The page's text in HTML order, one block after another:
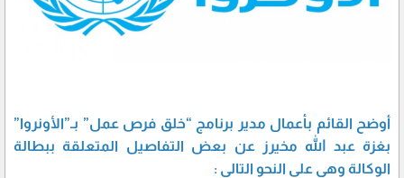
أوضح القائم بأعمال مدير برنامج “خلق فرص عمل” بـ”الأونروا”
بغزة عبد الله مخيرز عن بعض التفاصيل المتعلقة ببطالة
الوكالة وهي على النحو التالي :